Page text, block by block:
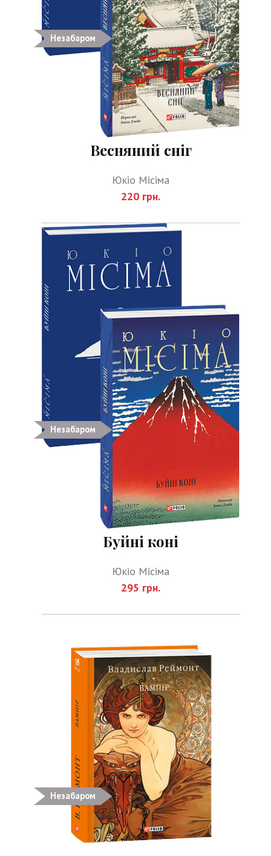
Незабаром
Весняний сніг
Юкіо Місіма
220 грн.
Незабаром
Буйні коні
Юкіо Місіма
295 грн.
Незабаром